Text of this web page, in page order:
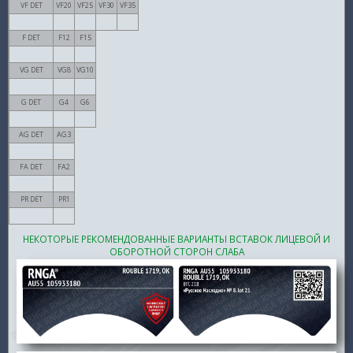
VF DET VF20 VF25 VF30 VF35
F DET F12 F15
VG DET VG8 VG10
G DET G4 G6
AG DET AG3
FA DET FA2
PR DET PR1
НЕКОТОРЫЕ РЕКОМЕНДОВАННЫЕ ВАРИАНТЫ ВСТАВОК ЛИЦЕВОЙ И
ОБОРОТНОЙ СТОРОН СЛАБА